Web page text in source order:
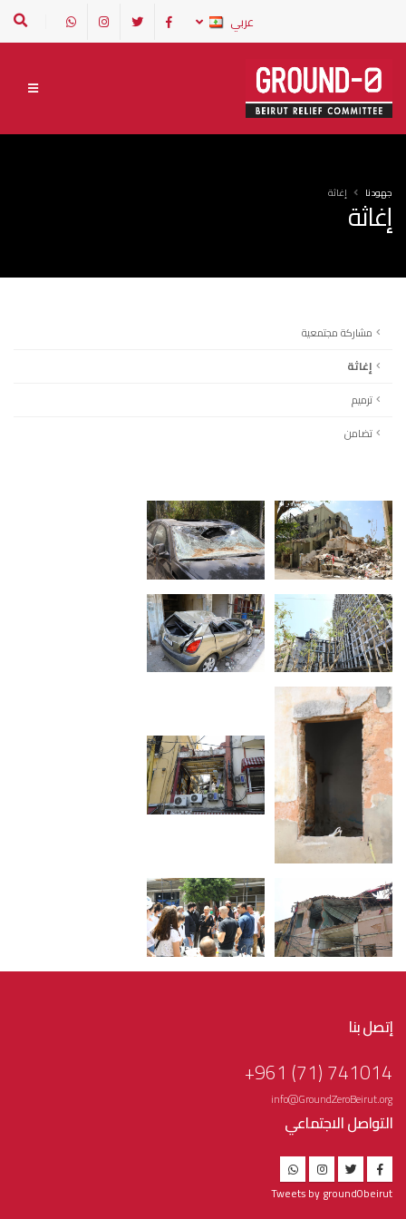
عربي
إغاثة
جهودنا إغاثة
مشاركة مجتمعية
إغاثة
ترميم
تضامن
إتصل بنا
741014 (71) 961+
info@GroundZeroBeirut.org
التواصل الاجتماعي
Tweets by ground0beirut